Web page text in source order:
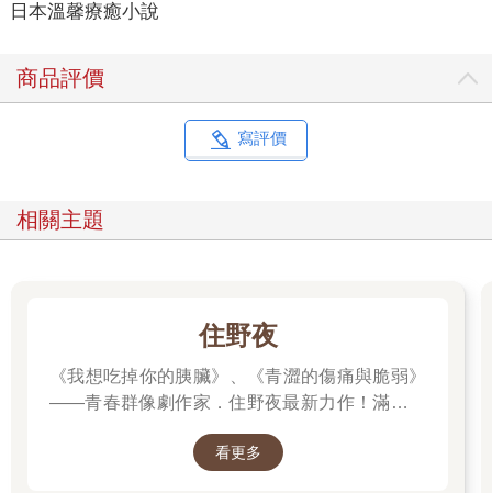
「那次真是很感謝。」流鞠了一躬，小石也跟著鞠躬道謝。
「初次上門的客人，只提供主廚特選餐。」流對他說。
「那就來一份。」窪山看著流的眼睛說。
「馬上就好，你稍微等一下。」流戴上帽子，轉身準備走進廚
「我們認識多少年了，我當然知道。」流轉過頭對他說。
窪山環顧店內。只有一名男客人坐在店堂和廚房之間有五個座位
「浩哥，你吃飯要細嚼慢嚥，否則會消化不良。」小石拿著清水
「我看小石應該還沒嫁人吧？」窪山看了看那個叫浩的男人一
眼，又看著小石。
了上來，小石狠狠瞪了他一眼。
「也太豐盛了吧。」窪山瞪大了眼睛。
日本溫馨療癒小說
商品評價
寫評價
相關主題
住野夜
《我想吃掉你的胰臟》、《青澀的傷痛與脆弱》
——青春群像劇作家．住野夜最新力作！滿是錯
「重啟」小說！我想要，讓死黨向我告白。然
看更多